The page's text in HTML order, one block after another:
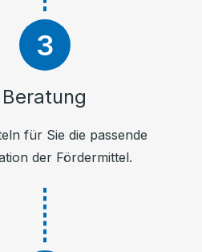
Beratung
für Sie die passende
der Fördermittel.